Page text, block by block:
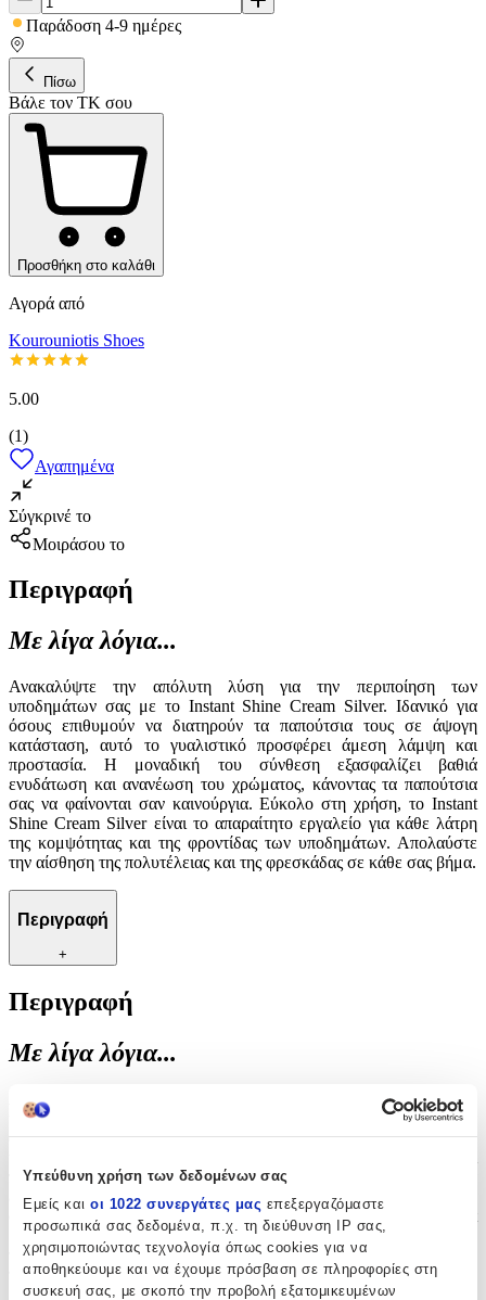
Υπεύθυνη χρήση των δεδομένων σας
Εμείς και οι 1022 συνεργάτες μας επεξεργαζόμαστε
προσωπικά σας δεδομένα, π.χ. τη διεύθυνση IP σας,
χρησιμοποιώντας τεχνολογία όπως cookies για να
αποθηκεύουμε και να έχουμε πρόσβαση σε πληροφορίες στη
συσκευή σας, με σκοπό την προβολή εξατομικευμένων
Παράδοση 4-9 ημέρες
Πίσω
Βάλε τον ΤΚ σου
Προσθήκη στο καλάθι
Αγορά από
Kourouniotis Shoes
5.00
(1)
Αγαπημένα
Σύγκρινέ το
Μοιράσου το
Περιγραφή
Με λίγα λόγια...
Ανακαλύψτε την απόλυτη λύση για την περιποίηση των
υποδημάτων σας με το Instant Shine Cream Silver. Ιδανικό για
όσους επιθυμούν να διατηρούν τα παπούτσια τους σε άψογη
κατάσταση, αυτό το γυαλιστικό προσφέρει άμεση λάμψη και
προστασία. Η μοναδική του σύνθεση εξασφαλίζει βαθιά
ενυδάτωση και ανανέωση του χρώματος, κάνοντας τα παπούτσια
σας να φαίνονται σαν καινούργια. Εύκολο στη χρήση, το Instant
Shine Cream Silver είναι το απαραίτητο εργαλείο για κάθε λάτρη
της κομψότητας και της φροντίδας των υποδημάτων. Απολαύστε
την αίσθηση της πολυτέλειας και της φρεσκάδας σε κάθε σας βήμα.
Περιγραφή
+
Περιγραφή
Με λίγα λόγια...
Ανακαλύψτε την απόλυτη λύση για την περιποίηση των
υποδημάτων σας με το Instant Shine Cream Silver. Ιδανικό για
όσους επιθυμούν να διατηρούν τα παπούτσια τους σε άψογη
προστασία. Η μοναδική του σύνθεση εξασφαλίζει βαθιά
ενυδάτωση και ανανέωση του χρώματος, κάνοντας τα παπούτσια
σας να φαίνονται σαν καινούργια. Εύκολο στη χρήση, το Instant
Shine Cream Silver είναι το απαραίτητο εργαλείο για κάθε λάτρη
της κομψότητας και της φροντίδας των υποδημάτων. Απολαύστε
την αίσθηση της πολυτέλειας και της φρεσκάδας σε κάθε σας βήμα.